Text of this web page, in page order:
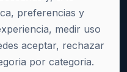
preferencias y
medir uso
aceptar, rechazar
por categoria.